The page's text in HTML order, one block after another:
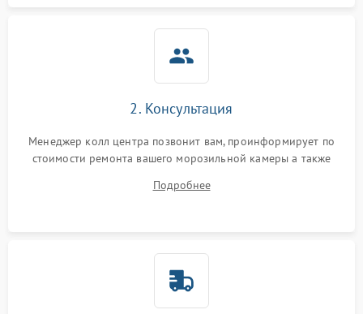
2. Консультация
Менеджер колл центра позвонит вам, проинформирует по
стоимости ремонта вашего морозильной камеры а также
Подробнее